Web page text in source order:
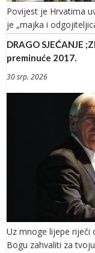
Povijest je Hrvatima
je „majka i
DRAGO SJEĆANJE
preminuće 2017.
30 srp. 2026
Uz mnoge lijepe
Bogu zahvaliti za